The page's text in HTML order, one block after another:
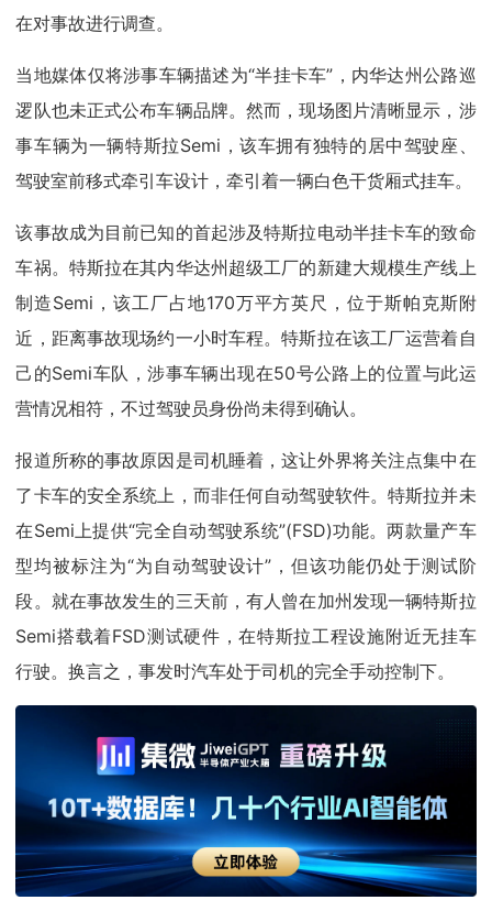
在对事故进行调查。
当地媒体仅将涉事车辆描述为“半挂卡车”，内华达州公路巡
逻队也未正式公布车辆品牌。然而，现场图片清晰显示，涉
事车辆为一辆特斯拉Semi，该车拥有独特的居中驾驶座、
驾驶室前移式牵引车设计，牵引着一辆白色干货厢式挂车。
该事故成为目前已知的首起涉及特斯拉电动半挂卡车的致命
车祸。特斯拉在其内华达州超级工厂的新建大规模生产线上
制造Semi，该工厂占地170万平方英尺，位于斯帕克斯附
近，距离事故现场约一小时车程。特斯拉在该工厂运营着自
己的Semi车队，涉事车辆出现在50号公路上的位置与此运
营情况相符，不过驾驶员身份尚未得到确认。
报道所称的事故原因是司机睡着，这让外界将关注点集中在
了卡车的安全系统上，而非任何自动驾驶软件。特斯拉并未
在Semi上提供“完全自动驾驶系统”(FSD)功能。两款量产车
型均被标注为“为自动驾驶设计”，但该功能仍处于测试阶
段。就在事故发生的三天前，有人曾在加州发现一辆特斯拉
Semi搭载着FSD测试硬件，在特斯拉工程设施附近无挂车
行驶。换言之，事发时汽车处于司机的完全手动控制下。